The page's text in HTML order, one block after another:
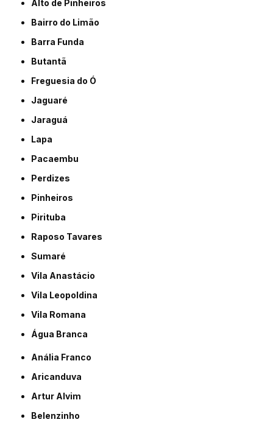
Alto de Pinheiros
Bairro do Limão
Barra Funda
Butantã
Freguesia do Ó
Jaguaré
Jaraguá
Lapa
Pacaembu
Perdizes
Pinheiros
Pirituba
Raposo Tavares
Sumaré
Vila Anastácio
Vila Leopoldina
Vila Romana
Água Branca
Anália Franco
Aricanduva
Artur Alvim
Belenzinho